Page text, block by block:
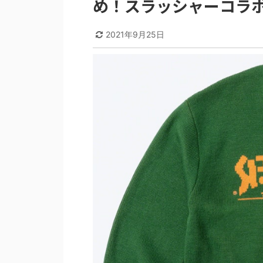
め！スラッシャーコラ
2021年9月25日